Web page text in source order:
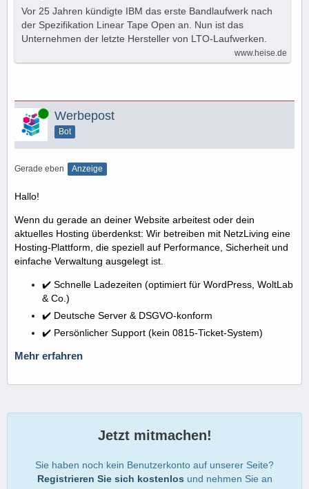
Vor 25 Jahren kündigte IBM das erste Bandlaufwerk nach
der Spezifikation Linear Tape Open an. Nun ist das
Unternehmen der letzte Hersteller von LTO-Laufwerken.
www.heise.de
Online Werbepost
Bot
Gerade eben Anzeige
Hallo!
Wenn du gerade an deiner Website arbeitest oder dein
aktuelles Hosting überdenkst: Wir betreiben mit NetzLiving eine
Hosting-Plattform, die speziell auf Performance, Sicherheit und
einfache Verwaltung ausgelegt ist.
✔️ Schnelle Ladezeiten (optimiert für WordPress, WoltLab
& Co.)
✔️ Deutsche Server & DSGVO-konform
✔️ Persönlicher Support (kein 0815-Ticket-System)
Mehr erfahren
Jetzt mitmachen!
Sie haben noch kein Benutzerkonto auf unserer Seite?
Registrieren Sie sich kostenlos und nehmen Sie an